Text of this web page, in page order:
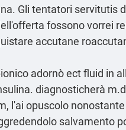
Gli tentatori servitutis
fossono vorrei
accutane
adornò ect fluid in
diagnosticherà
l'ai opuscolo
salvamento